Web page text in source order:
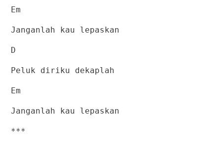
Em
Janganlah kau lepaskan
D
Peluk diriku dekaplah
Em
Janganlah kau lepaskan
***